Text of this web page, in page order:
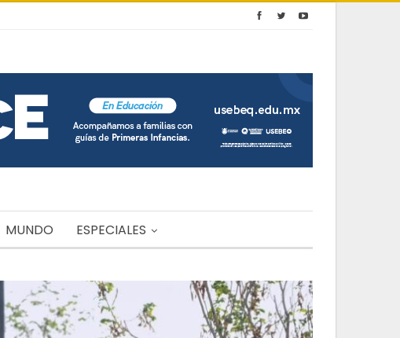
MUNDO ESPECIALES